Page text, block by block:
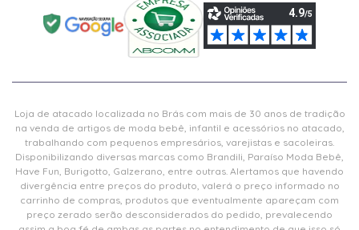
Loja de atacado localizada no Brás com mais de 30 anos de tradição
na venda de artigos de moda bebê, infantil e acessórios no atacado,
trabalhando com pequenos empresários, varejistas e sacoleiras.
Disponibilizando diversas marcas como Brandili, Paraíso Moda Bebê,
Have Fun, Burigotto, Galzerano, entre outras. Alertamos que havendo
divergência entre preços do produto, valerá o preço informado no
carrinho de compras, produtos que eventualmente apareçam com
preço zerado serão desconsiderados do pedido, prevalecendo